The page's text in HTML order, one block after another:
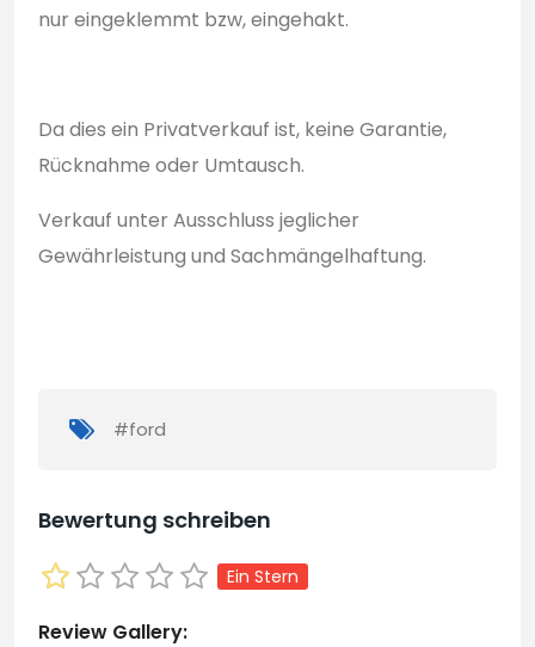
nur eingeklemmt bzw, eingehakt.
Da dies ein Privatverkauf ist, keine Garantie,
Rücknahme oder Umtausch.
Verkauf unter Ausschluss jeglicher
Gewährleistung und Sachmängelhaftung.
#ford
Bewertung schreiben
Ein Stern
Review Gallery: